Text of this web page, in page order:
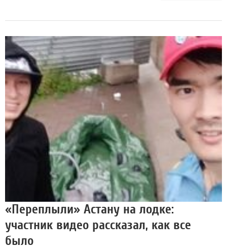
«Переплыли» Астану на лодке:
участник видео рассказал, как все
было